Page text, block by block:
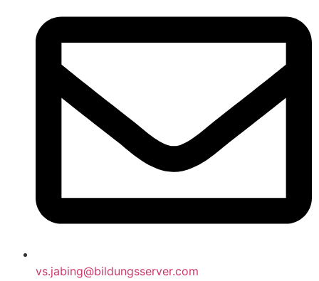
vs.jabing@bildungsserver.com